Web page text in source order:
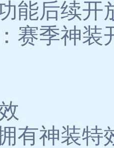
能后续开
赛季神装
有神装特